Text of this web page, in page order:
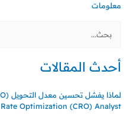
معلومات
ث
ع
أحدث المقالات
Rate Optimization (CRO) Analyst